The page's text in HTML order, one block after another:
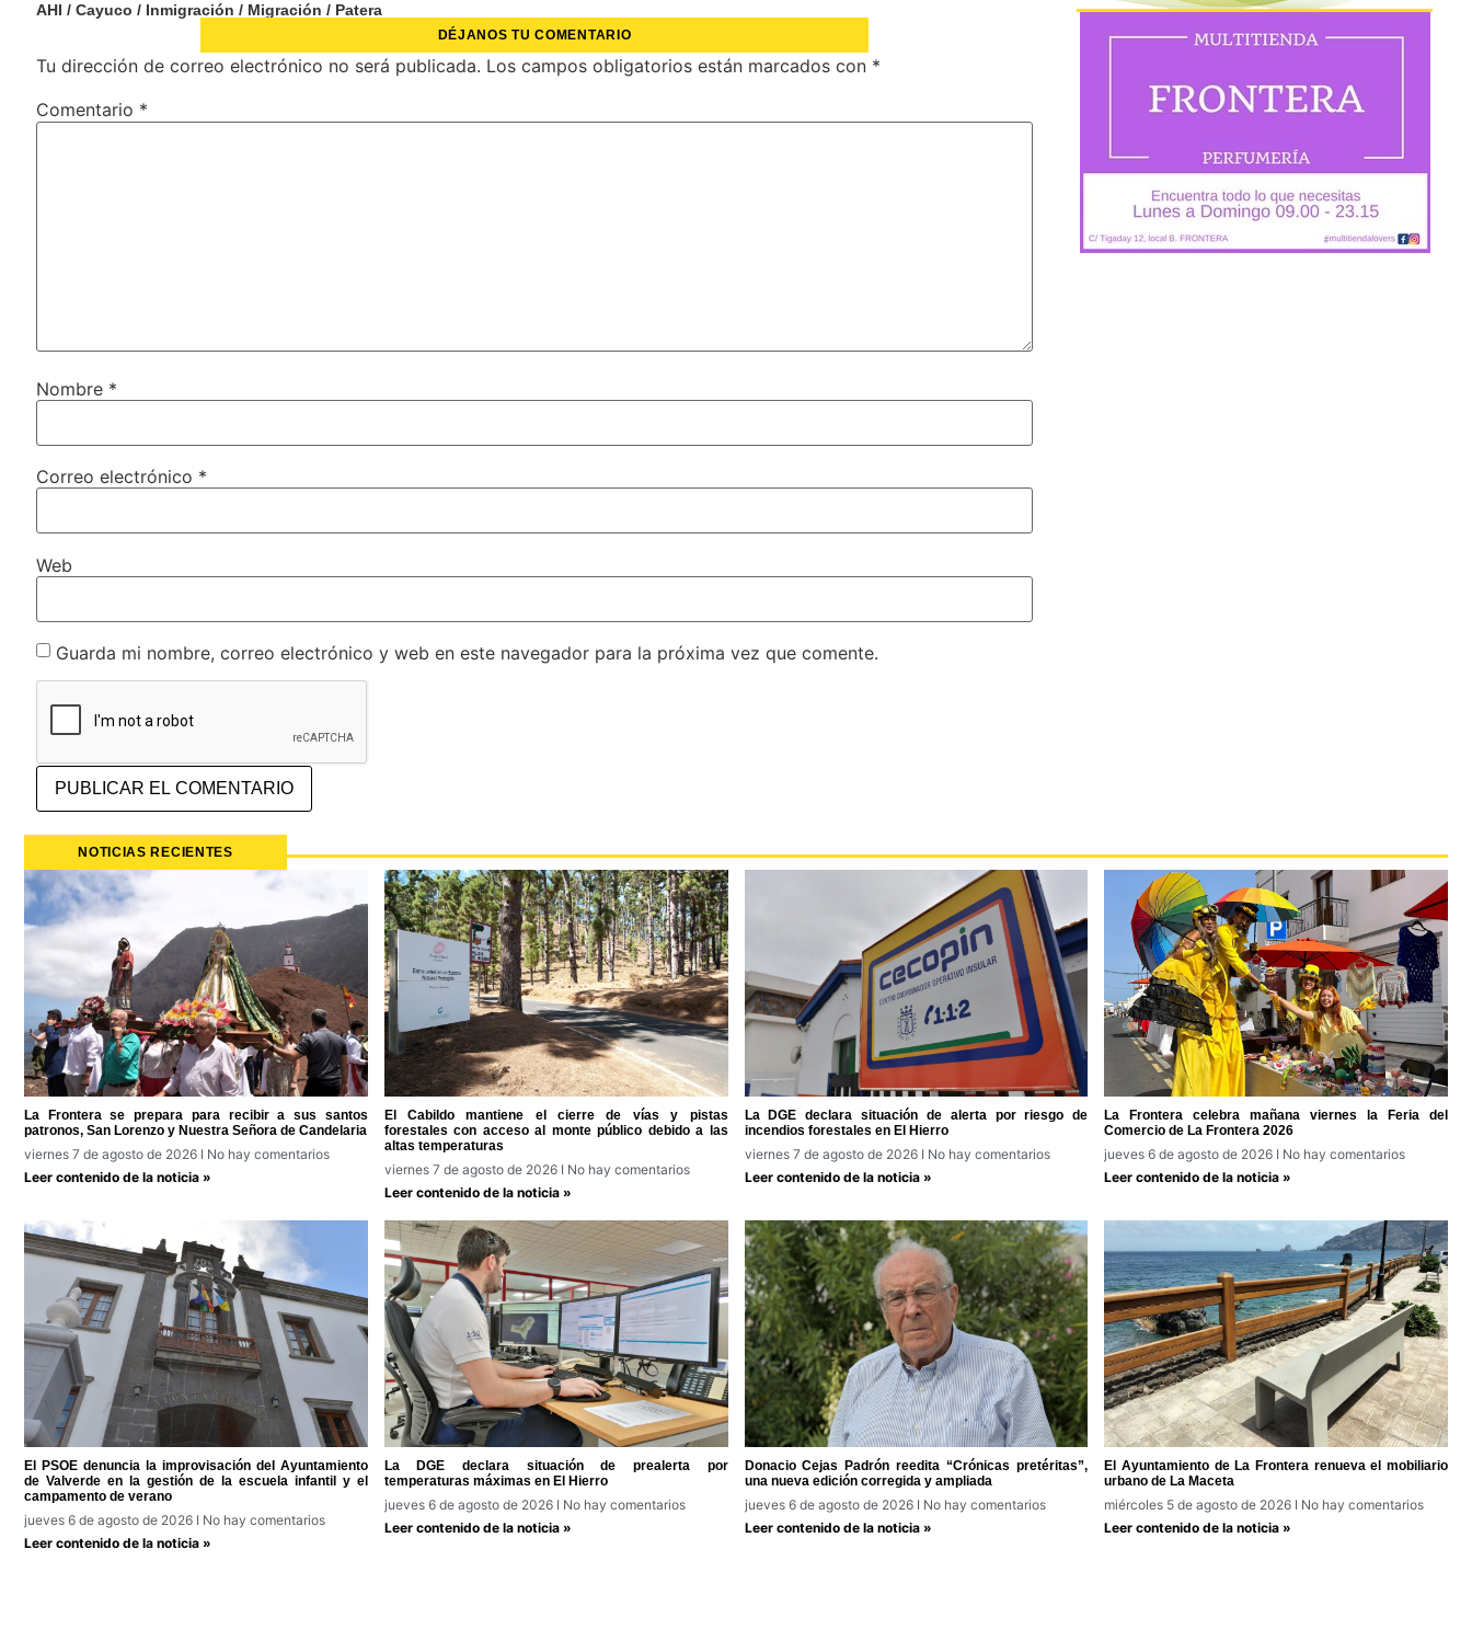
AHI / Cayuco / Inmigración / Migración / Patera
DÉJANOS TU COMENTARIO
Tu dirección de correo electrónico no será publicada. Los campos obligatorios están marcados con *
Comentario *
Nombre *
Correo electrónico *
Web
Guarda mi nombre, correo electrónico y web en este navegador para la próxima vez que comente.
NOTICIAS RECIENTES
La Frontera se prepara para recibir a sus santos
patronos, San Lorenzo y Nuestra Señora de Candelaria
viernes 7 de agosto de 2026
No hay comentarios
Leer contenido de la noticia »
El Cabildo mantiene el cierre de vías y pistas
forestales con acceso al monte público debido a las
altas temperaturas
viernes 7 de agosto de 2026
No hay comentarios
Leer contenido de la noticia »
La DGE declara situación de alerta por riesgo de
incendios forestales en El Hierro
viernes 7 de agosto de 2026
No hay comentarios
Leer contenido de la noticia »
La Frontera celebra mañana viernes la Feria del
Comercio de La Frontera 2026
jueves 6 de agosto de 2026
No hay comentarios
Leer contenido de la noticia »
El PSOE denuncia la improvisación del Ayuntamiento
de Valverde en la gestión de la escuela infantil y el
campamento de verano
jueves 6 de agosto de 2026
No hay comentarios
Leer contenido de la noticia »
La DGE declara situación de prealerta por
temperaturas máximas en El Hierro
jueves 6 de agosto de 2026
No hay comentarios
Leer contenido de la noticia »
Donacio Cejas Padrón reedita “Crónicas pretéritas”,
una nueva edición corregida y ampliada
jueves 6 de agosto de 2026
No hay comentarios
Leer contenido de la noticia »
El Ayuntamiento de La Frontera renueva el mobiliario
urbano de La Maceta
miércoles 5 de agosto de 2026
No hay comentarios
Leer contenido de la noticia »